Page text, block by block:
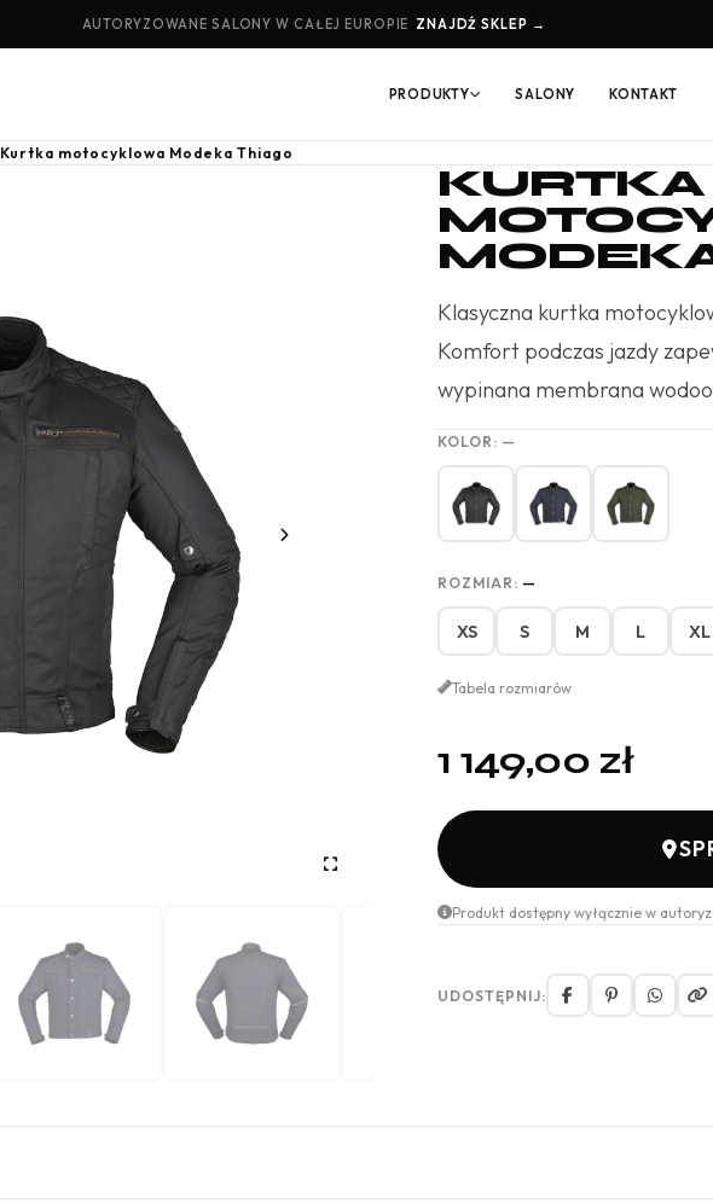
AUTORYZOWANE SALONY W CAŁEJ EUROPIE ZNAJDŹ SKLEP →
PRODUKTY SALONY KONTAKT
Kurtka motocyklowa Modeka Thiago
KURTKA
Klasyczna kurtka
Komfort podczas jazdy
wypinana membrana
KOLOR: —
ROZMIAR: —
XS S M L XL
Tabela rozmiarów
1 149,00 zł
Produkt dostępny wyłącznie w
UDOSTĘPNIJ: